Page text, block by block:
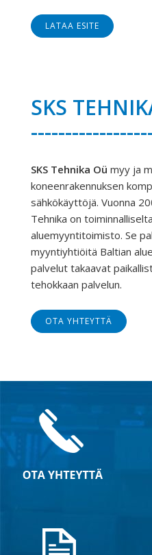
LATAA ESITE
SKS
SKS Tehnika Oü myy ja
koneenrakennuksen
sähkökäyttöjä. Vuonna
Tehnika on
aluemyyntitoimisto. Se
myyntiyhtiöitä Baltian
palvelut takaavat
tehokkaan palvelun.
OTA YHTEYTTÄ